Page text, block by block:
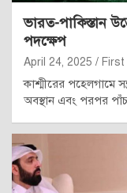
ভারত-পাকিস্তান
পদক্ষেপ
April 24, 2025
কাশ্মীরের পহেলগামে
অবস্থান এবং পরপর